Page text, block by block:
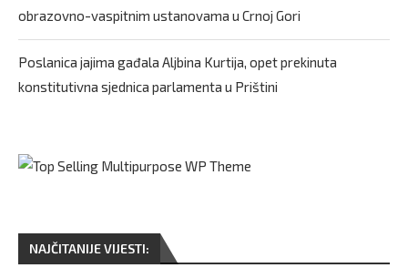
obrazovno-vaspitnim ustanovama u Crnoj Gori
Poslanica jajima gađala Aljbina Kurtija, opet prekinuta
konstitutivna sjednica parlamenta u Prištini
NAJČITANIJE VIJESTI: